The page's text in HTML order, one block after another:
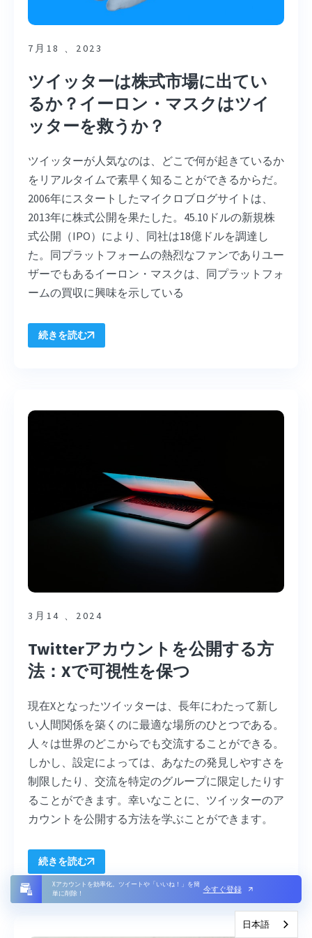
Xアカウントを効率化。ツイートや「いいね！」を簡
単に削除！
今すぐ登録
7月18 、2023
ツイッターは株式市場に出てい
るか？イーロン・マスクはツイ
ッターを救うか？
ツイッターが人気なのは、どこで何が起きているか
をリアルタイムで素早く知ることができるからだ。
2006年にスタートしたマイクロブログサイトは、
2013年に株式公開を果たした。45.10ドルの新規株
式公開（IPO）により、同社は18億ドルを調達し
た。同プラットフォームの熱烈なファンでありユー
ザーでもあるイーロン・マスクは、同プラットフォ
ームの買収に興味を示している
続きを読む
3月14 、2024
Twitterアカウントを公開する方
法：Xで可視性を保つ
現在Xとなったツイッターは、長年にわたって新し
い人間関係を築くのに最適な場所のひとつである。
人々は世界のどこからでも交流することができる。
しかし、設定によっては、あなたの発見しやすさを
制限したり、交流を特定のグループに限定したりす
ることができます。幸いなことに、ツイッターのア
カウントを公開する方法を学ぶことができます。
続きを読む
日本語